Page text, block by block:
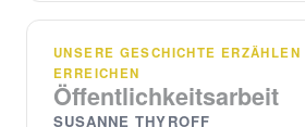
UNSERE GESCHICHTE ERZÄHLEN
ERREICHEN
Öffentlichkeitsarbeit
SUSANNE THYROFF